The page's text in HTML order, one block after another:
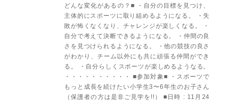
どんな変化があるの？■ ・自分の目標を見つけ、
主体的にスポーツに取り組めるようになる。 ・失
敗が怖くなくなり、チャレンジが楽しくなる。 ・
自分で考えて決断できるようになる。 ・仲間の良
さを見つけられるようになる。 ・他の競技の良さ
がわかり、チーム以外にも共に頑張る仲間ができ
る。 ・自分らしくスポーツが楽しめるようなる。
・・・・・・・・・・ ■参加対象■ ・スポーツで
もっと成長を続けたい小学生3〜6年生のお子さん
（保護者の方は是非ご見学を!!） ■日時 : 11月24